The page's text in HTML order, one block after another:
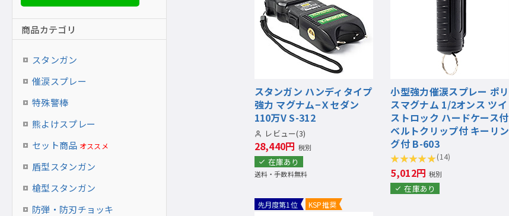
スタンガン ハンディタイプ
強力 マグナム−Ｘセダン
110万V S-312
レビュー(3)
28,440円 税別
在庫あり
送料・手数料無料
小型強力催涙スプレー ポリ
スマグナム 1/2オンス ツイ
ストロック ハードケース付
ベルトクリップ付 キーリン
グ付 B-603
(14)
5,012円 税別
在庫あり
先月度第1位 KSP推奨
商品カテゴリ
スタンガン
催涙スプレー
特殊警棒
熊よけスプレー
セット商品 オススメ
盾型スタンガン
槍型スタンガン
防弾・防刃チョッキ